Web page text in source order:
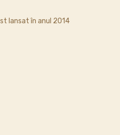
lansat în anul 2014